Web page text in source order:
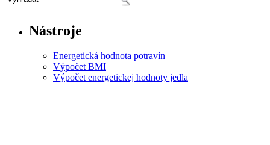
Nástroje
Energetická hodnota potravín
Výpočet BMI
Výpočet energetickej hodnoty jedla